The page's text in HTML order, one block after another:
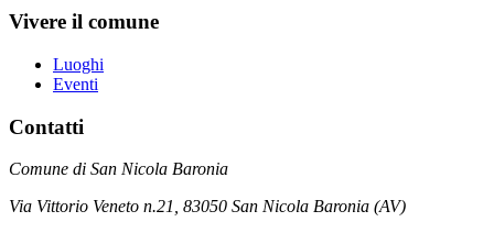
Vivere il comune
Luoghi
Eventi
Contatti
Comune di San Nicola Baronia
Via Vittorio Veneto n.21, 83050 San Nicola Baronia (AV)